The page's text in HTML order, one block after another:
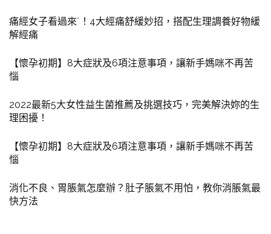
痛經女子看過來˙！4大經痛舒緩妙招，搭配生理調養好物緩
解經痛
【懷孕初期】8大症狀及6項注意事項，讓新手媽咪不再苦
惱
2022最新5大女性益生菌推薦及挑選技巧，完美解決妳的生
理困擾！
【懷孕初期】8大症狀及6項注意事項，讓新手媽咪不再苦
惱
消化不良、胃脹氣怎麼辦？肚子脹氣不用怕，教你消脹氣最
快方法